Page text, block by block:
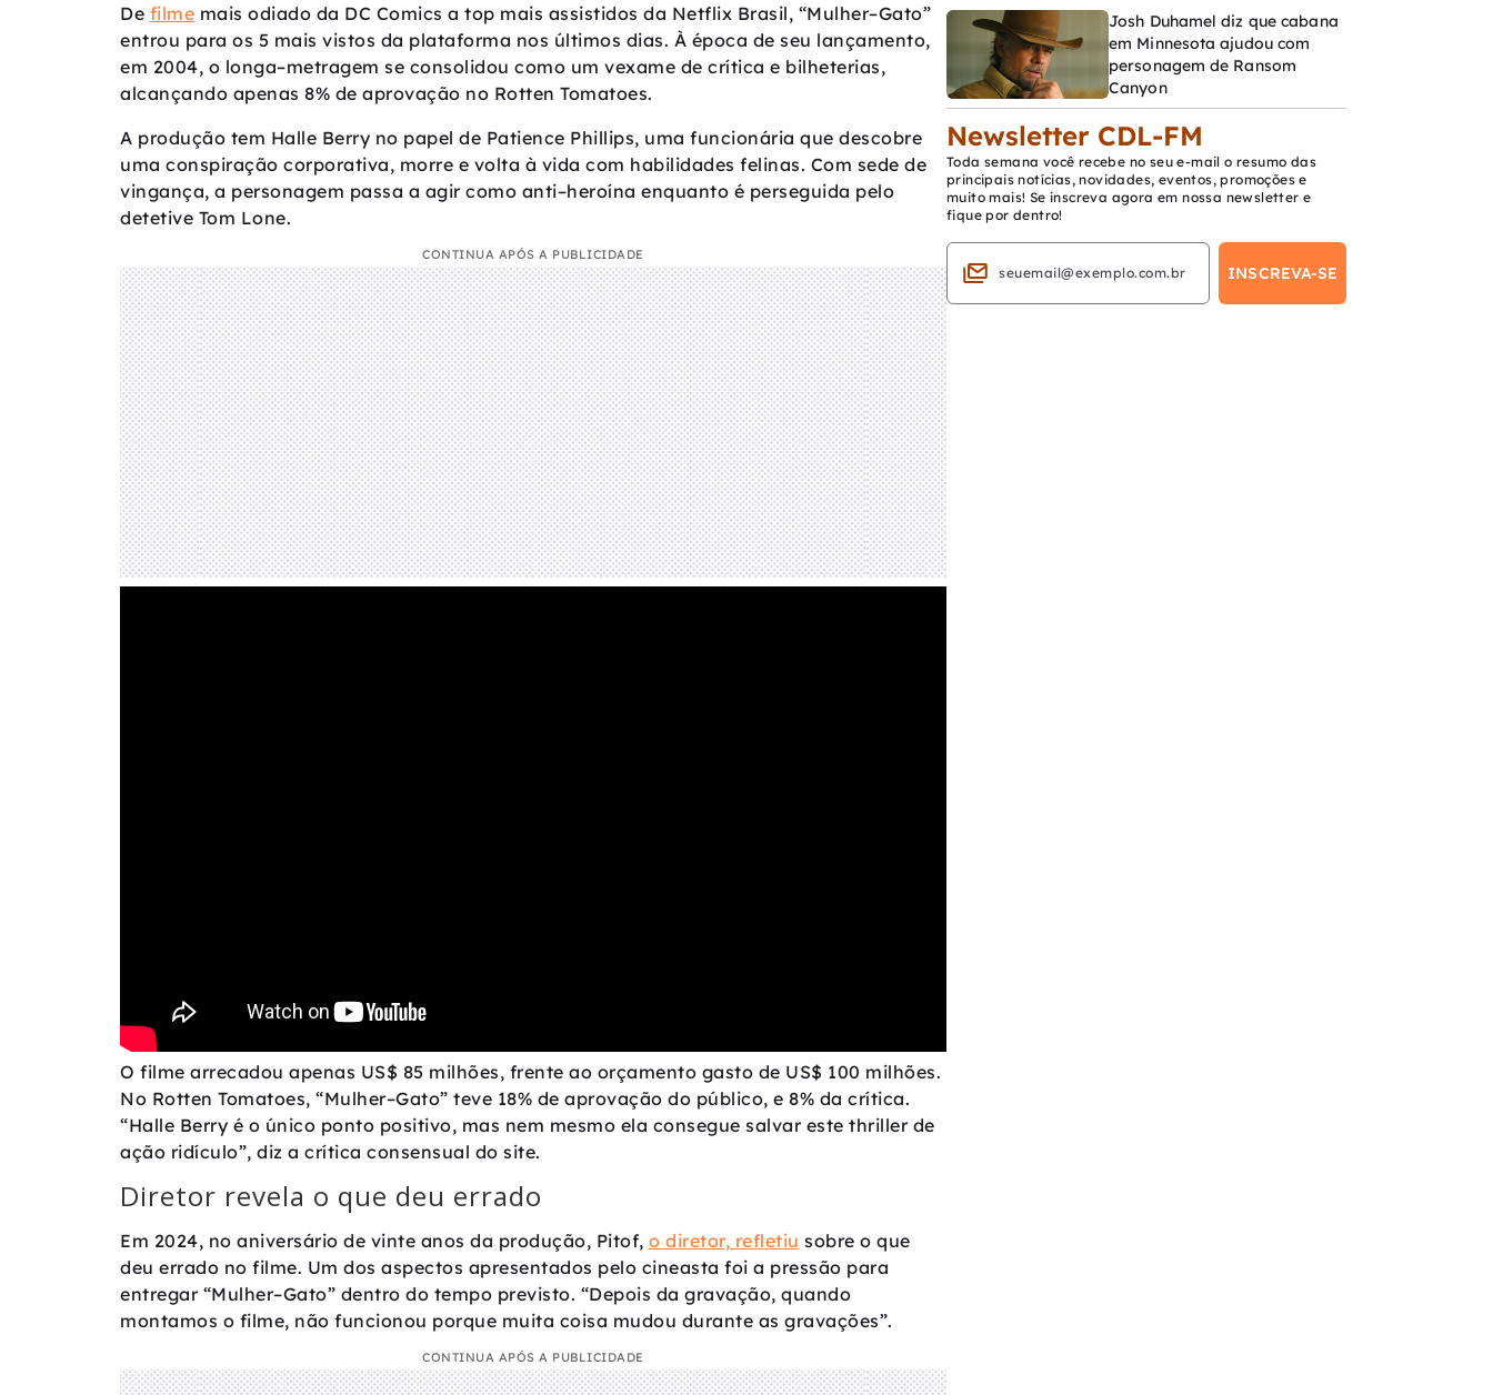
De filme mais odiado da DC Comics a top mais assistidos da Netflix Brasil, “Mulher–Gato”
entrou para os 5 mais vistos da plataforma nos últimos dias. À época de seu lançamento,
em 2004, o longa–metragem se consolidou como um vexame de crítica e bilheterias,
alcançando apenas 8% de aprovação no Rotten Tomatoes.
A produção tem Halle Berry no papel de Patience Phillips, uma funcionária que descobre
uma conspiração corporativa, morre e volta à vida com habilidades felinas. Com sede de
vingança, a personagem passa a agir como anti–heroína enquanto é perseguida pelo
detetive Tom Lone.
CONTINUA APÓS A PUBLICIDADE
O filme arrecadou apenas US$ 85 milhões, frente ao orçamento gasto de US$ 100 milhões.
No Rotten Tomatoes, “Mulher–Gato” teve 18% de aprovação do público, e 8% da crítica.
“Halle Berry é o único ponto positivo, mas nem mesmo ela consegue salvar este thriller de
ação ridículo”, diz a crítica consensual do site.
Diretor revela o que deu errado
Em 2024, no aniversário de vinte anos da produção, Pitof, o diretor, refletiu sobre o que
deu errado no filme. Um dos aspectos apresentados pelo cineasta foi a pressão para
entregar “Mulher–Gato” dentro do tempo previsto. “Depois da gravação, quando
montamos o filme, não funcionou porque muita coisa mudou durante as gravações”.
CONTINUA APÓS A PUBLICIDADE
Josh Duhamel diz que cabana
em Minnesota ajudou com
personagem de Ransom
Canyon
Newsletter CDL-FM
Toda semana você recebe no seu e-mail o resumo das
principais notícias, novidades, eventos, promoções e
muito mais! Se inscreva agora em nossa newsletter e
fique por dentro!